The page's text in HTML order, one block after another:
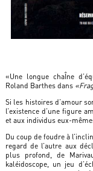
«Une longue chaÎne
Roland Barthes dans
Si les histoires d’amour
l’existence d’une figure
et aux individus eux-
Du coup de foudre à
regard de l’autre aux
plus profond, de
kaléidoscope, un jeu